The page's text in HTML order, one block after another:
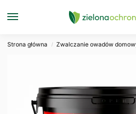
Strona główna / Zwalczanie owadów